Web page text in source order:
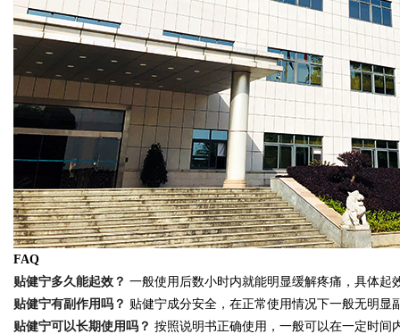
FAQ
贴健宁多久能起效？ 一般使用后数小时内就能明显缓解疼痛，具体起
贴健宁有副作用吗？ 贴健宁成分安全，在正常使用情况下一般无明
贴健宁可以长期使用吗？ 按照说明书正确使用，一般可以在一定时间